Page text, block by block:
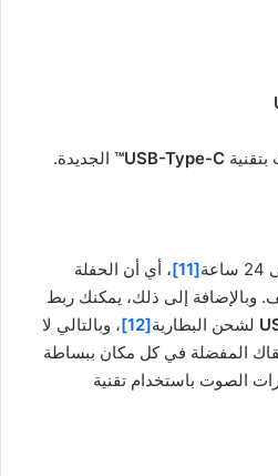
USB-Type-C™ الجديدة.
[11]
، أي أن الحفلة
وبالإضافة إلى ذلك، يمكنك ربط
لشحن البطارية[12]
، وبالتالي لا
المفضلة في كل مكان ببساطة
الصوت باستخدام تقنية